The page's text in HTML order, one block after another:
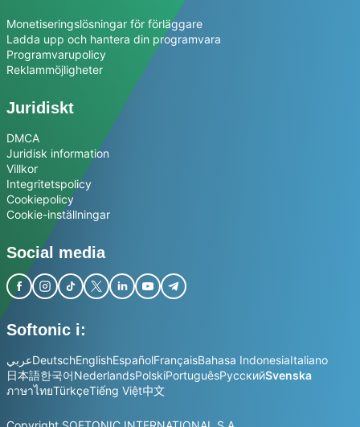
Monetiseringslösningar för förläggare
Ladda upp och hantera din programvara
Programvarupolicy
Reklammöjligheter
Juridiskt
DMCA
Juridisk information
Villkor
Integritetspolicy
Cookiepolicy
Cookie-inställningar
Social media
Softonic i:
عربيDeutschEnglishEspañolFrançaisBahasa IndonesiaItaliano
日本語한국어NederlandsPolskiPortuguêsРусскийSvenska
ภาษาไทยTürkçeTiếng Việt中文